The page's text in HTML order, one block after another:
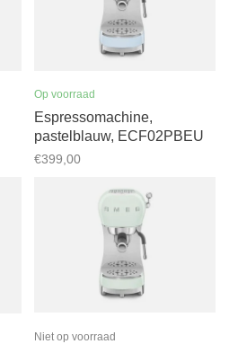
Op voorraad
Espressomachine,
pastelblauw, ECF02PBEU
€399,00
Niet op voorraad